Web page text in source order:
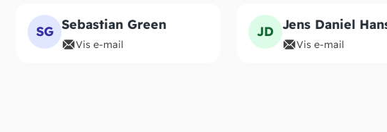
SG Sebastian Green
Vis e-mail
JD Jens Daniel
Vis e-mail